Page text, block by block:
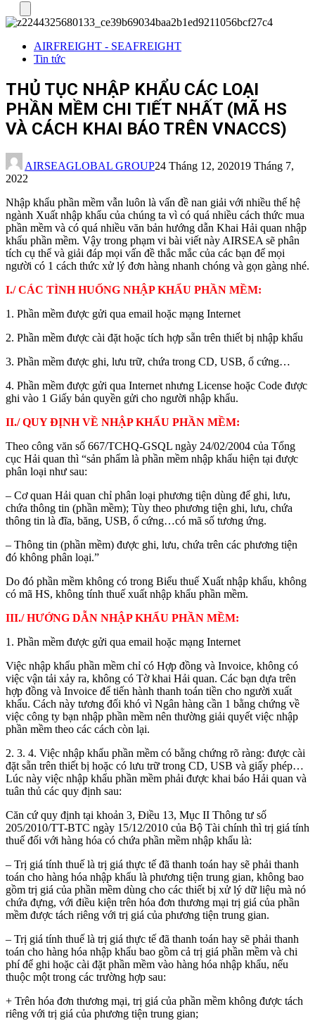
AIRFREIGHT - SEAFREIGHT
Tin tức
THỦ TỤC NHẬP KHẨU CÁC LOẠI
PHẦN MỀM CHI TIẾT NHẤT (MÃ HS
VÀ CÁCH KHAI BÁO TRÊN VNACCS)
AIRSEAGLOBAL GROUP24 Tháng 12, 202019 Tháng 7,
2022
Nhập khẩu phần mềm vẫn luôn là vấn đề nan giải với nhiều thế hệ
ngành Xuất nhập khẩu của chúng ta vì có quá nhiều cách thức mua
phần mềm và có quá nhiều văn bản hướng dẫn Khai Hải quan nhập
khẩu phần mềm. Vậy trong phạm vi bài viết này AIRSEA sẽ phân
tích cụ thể và giải đáp mọi vấn đề thắc mắc của các bạn để mọi
người có 1 cách thức xử lý đơn hàng nhanh chóng và gọn gàng nhé.
I./ CÁC TÌNH HUỐNG NHẬP KHẨU PHẦN MỀM:
1. Phần mềm được gửi qua email hoặc mạng Internet
2. Phần mềm được cài đặt hoặc tích hợp sẵn trên thiết bị nhập khẩu
3. Phần mềm được ghi, lưu trữ, chứa trong CD, USB, ổ cứng…
4. Phần mềm được gửi qua Internet nhưng License hoặc Code được
ghi vào 1 Giấy bản quyền gửi cho người nhập khẩu.
II./ QUY ĐỊNH VỀ NHẬP KHẨU PHẦN MỀM:
Theo công văn số 667/TCHQ-GSQL ngày 24/02/2004 của Tổng
cục Hải quan thì “sản phẩm là phần mềm nhập khẩu hiện tại được
phân loại như sau:
– Cơ quan Hải quan chỉ phân loại phương tiện dùng để ghi, lưu,
chứa thông tin (phần mềm); Tùy theo phương tiện ghi, lưu, chứa
thông tin là đĩa, băng, USB, ổ cứng…có mã số tương ứng.
– Thông tin (phần mềm) được ghi, lưu, chứa trên các phương tiện
đó không phân loại.”
Do đó phần mềm không có trong Biểu thuế Xuất nhập khẩu, không
có mã HS, không tính thuế xuất nhập khẩu phần mềm.
III./ HƯỚNG DẪN NHẬP KHẨU PHẦN MỀM:
1. Phần mềm được gửi qua email hoặc mạng Internet
Việc nhập khẩu phần mềm chỉ có Hợp đồng và Invoice, không có
việc vận tải xảy ra, không có Tờ khai Hải quan. Các bạn dựa trên
hợp đồng và Invoice để tiến hành thanh toán tiền cho người xuất
khẩu. Cách này tương đối khó vì Ngân hàng cần 1 bằng chứng về
việc công ty bạn nhập phần mềm nên thường giải quyết việc nhập
phần mềm theo các cách còn lại.
2. 3. 4. Việc nhập khẩu phần mềm có bằng chứng rõ ràng: được cài
đặt sẵn trên thiết bị hoặc có lưu trữ trong CD, USB và giấy phép…
Lúc này việc nhập khẩu phần mềm phải được khai báo Hải quan và
tuân thủ các quy định sau:
Căn cứ quy định tại khoản 3, Điều 13, Mục II Thông tư số
205/2010/TT-BTC ngày 15/12/2010 của Bộ Tài chính thì trị giá tính
thuế đối với hàng hóa có chứa phần mềm nhập khẩu là:
– Trị giá tính thuế là trị giá thực tế đã thanh toán hay sẽ phải thanh
toán cho hàng hóa nhập khẩu là phương tiện trung gian, không bao
gồm trị giá của phần mềm dùng cho các thiết bị xử lý dữ liệu mà nó
chứa đựng, với điều kiện trên hóa đơn thương mại trị giá của phần
mềm được tách riêng với trị giá của phương tiện trung gian.
– Trị giá tính thuế là trị giá thực tế đã thanh toán hay sẽ phải thanh
toán cho hàng hóa nhập khẩu bao gồm cả trị giá phần mềm và chi
phí để ghi hoặc cài đặt phần mềm vào hàng hóa nhập khẩu, nếu
thuộc một trong các trường hợp sau:
+ Trên hóa đơn thương mại, trị giá của phần mềm không được tách
riêng với trị giá của phương tiện trung gian;